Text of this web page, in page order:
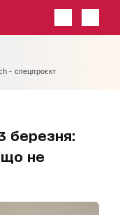
- спецпроєкт
березня:
не